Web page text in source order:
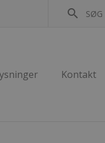
search SØG
Kontakt